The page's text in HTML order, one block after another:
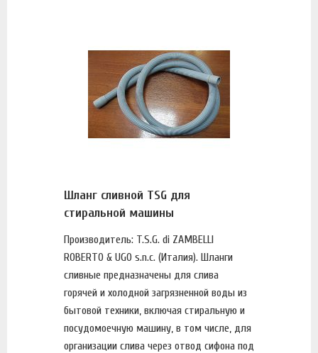
Шланг сливной TSG для
стиральной машины
Производитель: T.S.G. di ZAMBELLI
ROBERTO & UGO s.n.c. (Италия). Шланги
сливные предназначены для слива
горячей и холодной загрязненной воды из
бытовой техники, включая стиральную и
посудомоечную машину, в том числе, для
организации слива через отвод сифона под